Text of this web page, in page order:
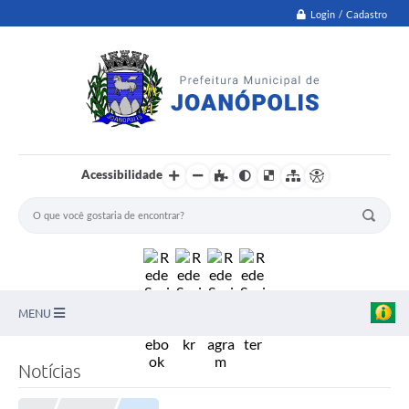
Login / Cadastro
Acessibilidade
MENU
Notícias